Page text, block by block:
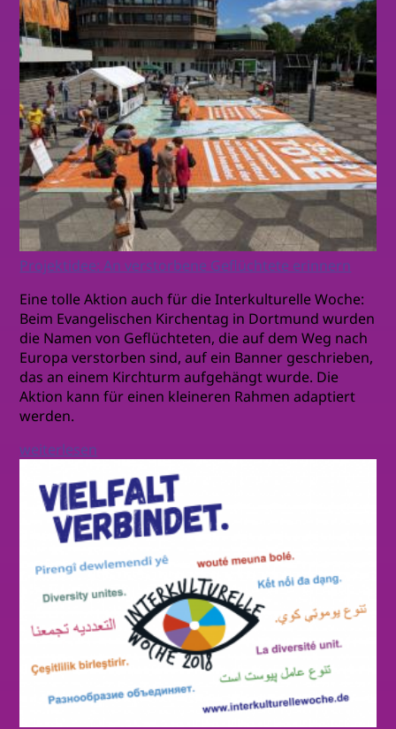
Projektidee: An verstorbene Geflüchtete erinnern
Eine tolle Aktion auch für die Interkulturelle Woche:
Beim Evangelischen Kirchentag in Dortmund wurden
die Namen von Geflüchteten, die auf dem Weg nach
Europa verstorben sind, auf ein Banner geschrieben,
das an einem Kirchturm aufgehängt wurde. Die
Aktion kann für einen kleineren Rahmen adaptiert
werden.
weiterlesen